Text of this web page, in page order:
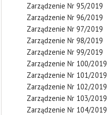
Zarządzenie Nr 95/2019
Zarządzenie Nr 96/2019
Zarządzenie Nr 97/2019
Zarządzenie Nr 98/2019
Zarządzenie Nr 99/2019
Zarządzenie Nr 100/2019
Zarządzenie Nr 101/2019
Zarządzenie Nr 102/2019
Zarządzenie Nr 103/2019
Zarządzenie Nr 104/2019